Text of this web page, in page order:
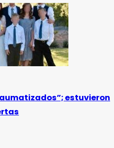
estuvieron